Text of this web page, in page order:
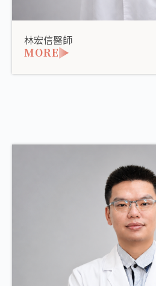
林宏信醫師
MORE